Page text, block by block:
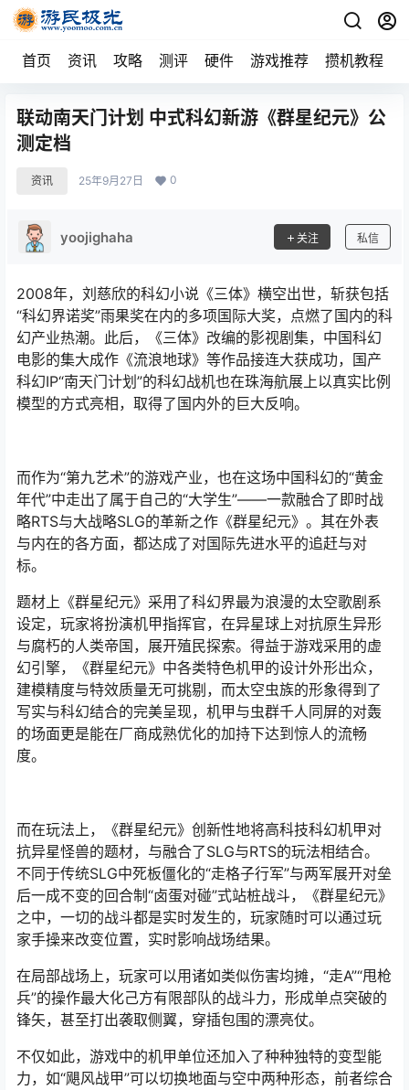
首页 资讯 攻略 测评 硬件 游戏推荐 攒机教程
联动南天门计划 中式科幻新游《群星纪元》公
测定档
资讯 25年9月27日 0
yoojighaha 关注 私信
2008年，刘慈欣的科幻小说《三体》横空出世，斩获包括
“科幻界诺奖”雨果奖在内的多项国际大奖，点燃了国内的科
幻产业热潮。此后，《三体》改编的影视剧集，中国科幻
电影的集大成作《流浪地球》等作品接连大获成功，国产
科幻IP“南天门计划”的科幻战机也在珠海航展上以真实比例
模型的方式亮相，取得了国内外的巨大反响。
而作为“第九艺术”的游戏产业，也在这场中国科幻的“黄金
年代”中走出了属于自己的“大学生”——一款融合了即时战
略RTS与大战略SLG的革新之作《群星纪元》。其在外表
与内在的各方面，都达成了对国际先进水平的追赶与对
标。
题材上《群星纪元》采用了科幻界最为浪漫的太空歌剧系
设定，玩家将扮演机甲指挥官，在异星球上对抗原生异形
与腐朽的人类帝国，展开殖民探索。得益于游戏采用的虚
幻引擎，《群星纪元》中各类特色机甲的设计外形出众，
建模精度与特效质量无可挑剔，而太空虫族的形象得到了
写实与科幻结合的完美呈现，机甲与虫群千人同屏的对轰
的场面更是能在厂商成熟优化的加持下达到惊人的流畅
度。
而在玩法上，《群星纪元》创新性地将高科技科幻机甲对
抗异星怪兽的题材，与融合了SLG与RTS的玩法相结合。
不同于传统SLG中死板僵化的“走格子行军”与两军展开对垒
后一成不变的回合制“卤蛋对碰”式站桩战斗，《群星纪元》
之中，一切的战斗都是实时发生的，玩家随时可以通过玩
家手操来改变位置，实时影响战场结果。
在局部战场上，玩家可以用诸如类似伤害均摊，“走A”“甩枪
兵”的操作最大化己方有限部队的战斗力，形成单点突破的
锋矢，甚至打出袭取侧翼，穿插包围的漂亮仗。
不仅如此，游戏中的机甲单位还加入了种种独特的变型能
力，如“飓风战甲”可以切换地面与空中两种形态，前者综合